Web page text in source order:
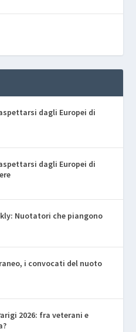
dagli Europei di
dagli Europei di
Nuotatori che piangono
i convocati del nuoto
2026: fra veterani e